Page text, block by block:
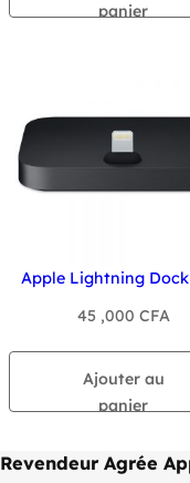
panier
Apple Lightning
45 ,000 CFA
Ajouter au
panier
Revendeur Agrée